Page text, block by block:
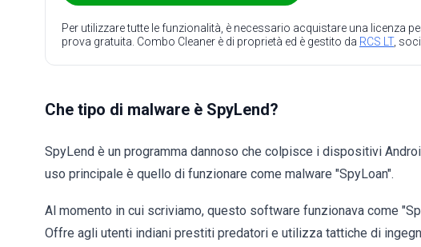
Per utilizzare tutte le funzionalità, è necessario acquistare una licenza
prova gratuita. Combo Cleaner è di proprietà ed è gestito da RCS LT,
Che tipo di malware è SpyLend?
SpyLend è un programma dannoso che colpisce i dispositivi
uso principale è quello di funzionare come malware "SpyLoan".
Al momento in cui scriviamo, questo software funzionava come
Offre agli utenti indiani prestiti predatori e utilizza tattiche di